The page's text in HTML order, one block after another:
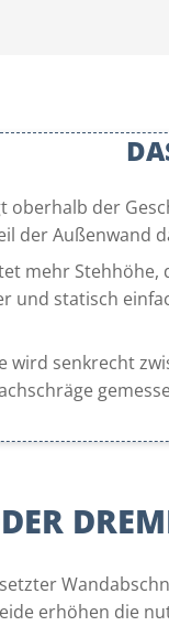
oberhalb der
der Außenwand
mehr Stehhöhe,
und statisch
wird senkrecht
erhöhen die